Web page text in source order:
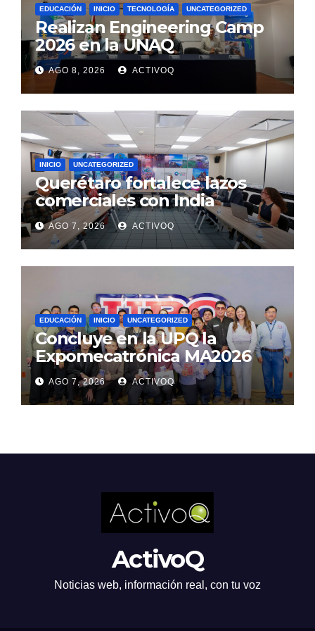
EDUCACIÓN INICIO TECNOLOGÍA UNCATEGORIZED
Realizan Engineering Camp
2026 en la UNAQ
AGO 8, 2026 ACTIVOQ
INICIO UNCATEGORIZED
Querétaro fortalece lazos
comerciales con India
AGO 7, 2026 ACTIVOQ
EDUCACIÓN INICIO UNCATEGORIZED
Concluye en la UPQ la
Expomecatrónica MA2026
AGO 7, 2026 ACTIVOQ
ActivoQ
Noticias web, información real, con tu voz